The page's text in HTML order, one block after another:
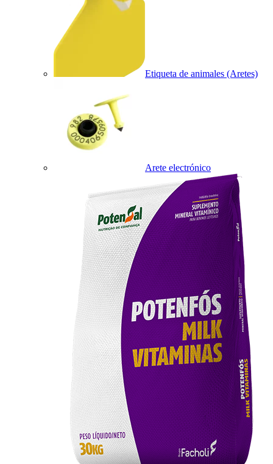
Etiqueta de animales (Aretes)
Arete electrónico